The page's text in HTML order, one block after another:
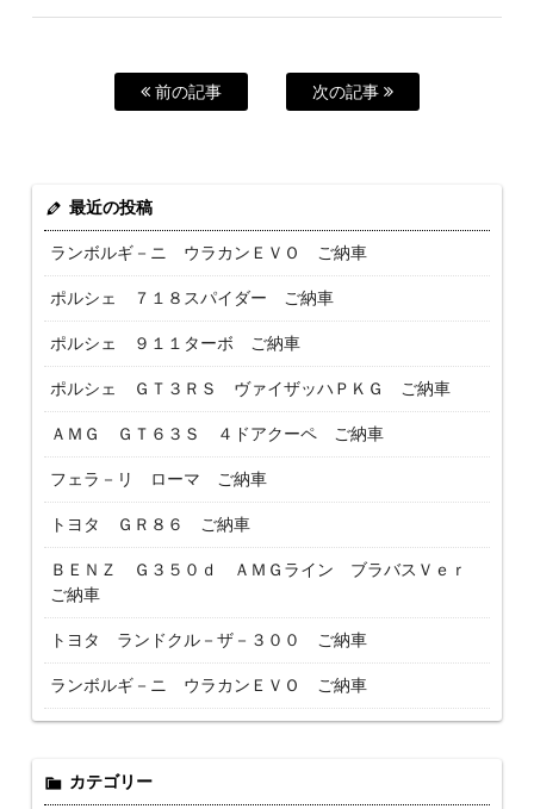
前の記事 次の記事
最近の投稿
ランボルギ－ニ ウラカンＥＶＯ ご納車
ポルシェ ７１８スパイダー ご納車
ポルシェ ９１１ターボ ご納車
ポルシェ ＧＴ３ＲＳ ヴァイザッハＰＫＧ ご納車
ＡＭＧ ＧＴ６３Ｓ ４ドアクーペ ご納車
フェラ－リ ローマ ご納車
トヨタ ＧＲ８６ ご納車
ＢＥＮＺ Ｇ３５０ｄ ＡＭＧライン ブラバスＶｅｒ
ご納車
トヨタ ランドクル－ザ－３００ ご納車
ランボルギ－ニ ウラカンＥＶＯ ご納車
カテゴリー